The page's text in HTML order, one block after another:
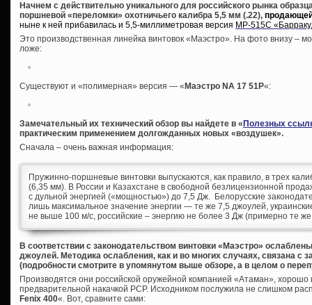
Начнем с действительно уникального для российского рынка
поршневой «переломки» охотничьего калибра 5,5 мм (.22),
ныне к ней прибавилась и 5,5-миллиметровая версия МР-515С
Это производственная линейка винтовок «Маэстро». На фото внизу –
ложе:
Существуют и «полимерная» версия — « Маэстро NA 17 51P«:
Замечательный их технический обзор вы найдете в « Полезных
практическим применением долгожданных новых «воздушек».
Сначала – очень важная информация:
Пружинно-поршневые винтовки выпускаются, как правило, в трех
(6,35 мм). В России и Казахстане в свободной безлицензионной
с дульной энергией («мощностью») до 7,5 Дж. Белорусские
лишь максимальное значение энергии — те же 7,5 джоулей,
не выше 100 м/с, российские – энергию не более 3 Дж (примерно те
В соответствии с законодательством винтовки «Маэстро»
джоулей. Методика ослабления, как и во многих случаях, связана с
(подробности смотрите в упомянутом выше обзоре, а в целом о
Производятся они российской оружейной компанией «Атаман»,
предварительной накачкой PCP. Исходником послужила не слишком
Fenix 400«. Вот, сравните сами: